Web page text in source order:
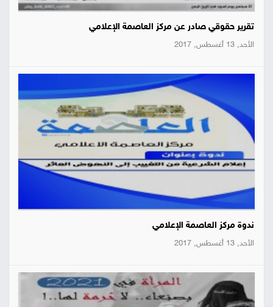
تقرير حقوقي صادر عن مركز العاصمة الإعلامي
الأحد, 13 أغسطس, 2017
ندوة مركز العاصمة الإعلامي
الأحد, 13 أغسطس, 2017